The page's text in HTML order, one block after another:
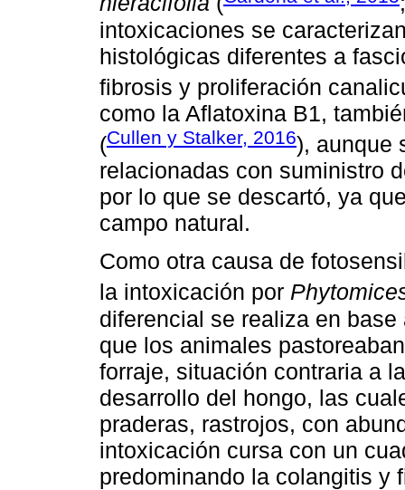
intoxicaciones se
histológicas diferentes a
fibrosis y proliferación
como la Aflatoxina B1,
(Cullen y Stalker, 2016), aunque
relacionadas con suministro
por lo que se descartó, ya
campo natural.
Como otra causa de
la intoxicación por
diferencial se realiza en
que los animales
forraje, situación contraria a
desarrollo del hongo, las
praderas, rastrojos, con
intoxicación cursa con un
predominando la colangitis y